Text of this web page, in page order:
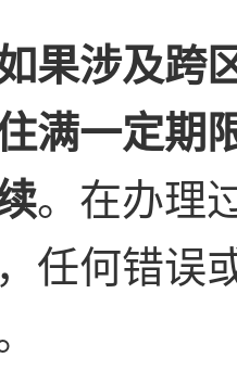
果涉及跨
满一定期
。在办理
任何错误